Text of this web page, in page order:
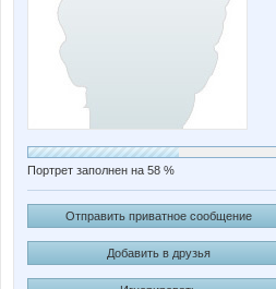
Портрет заполнен на 58 %
Отправить приватное сообщение
Добавить в друзья